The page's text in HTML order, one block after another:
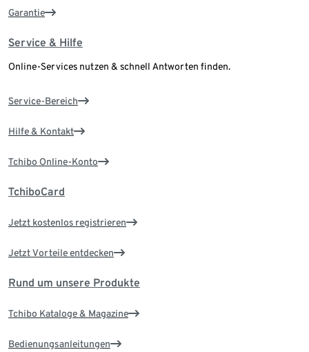
Garantie
Service & Hilfe
Online-Services nutzen & schnell Antworten finden.
Service-Bereich
Hilfe & Kontakt
Tchibo Online-Konto
TchiboCard
Jetzt kostenlos registrieren
Jetzt Vorteile entdecken
Rund um unsere Produkte
Tchibo Kataloge & Magazine
Bedienungsanleitungen